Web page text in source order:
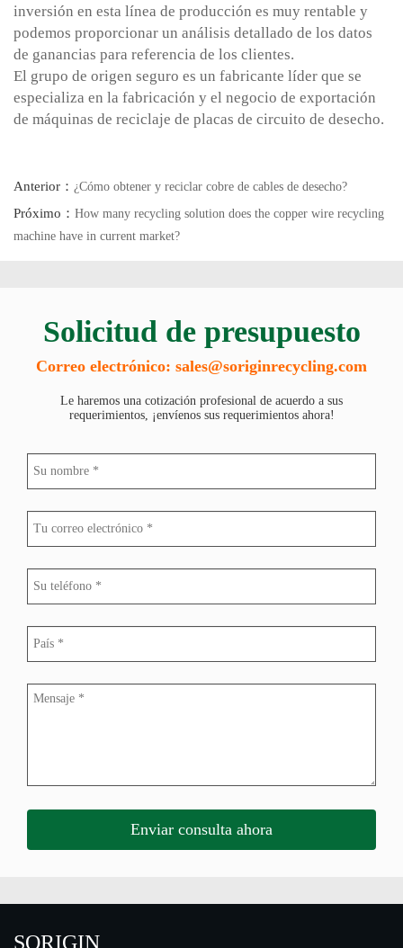
inversión en esta línea de producción es muy rentable y
podemos proporcionar un análisis detallado de los datos
de ganancias para referencia de los clientes.
El grupo de origen seguro es un fabricante líder que se
especializa en la fabricación y el negocio de exportación
de máquinas de reciclaje de placas de circuito de desecho.
Anterior： ¿Cómo obtener y reciclar cobre de cables de desecho?
Próximo： How many recycling solution does the copper wire recycling
machine have in current market?
Solicitud de presupuesto
Correo electrónico: sales@soriginrecycling.com
Le haremos una cotización profesional de acuerdo a sus
requerimientos, ¡envíenos sus requerimientos ahora!
SORIGIN